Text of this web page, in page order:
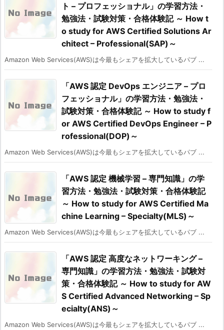
ト – プロフェッショナル」の学習方法・
勉強法・試験対策・合格体験記 ～ How t
o study for AWS Certified Solutions Ar
chitect – Professional(SAP)～
Amazon Web Services(AWS)は今最もシェアを拡大しているパブ ...
「AWS 認定 DevOps エンジニア – プロ
フェッショナル」の学習方法・勉強法・
試験対策・合格体験記 ～ How to study f
or AWS Certified DevOps Engineer – P
rofessional(DOP)～
Amazon Web Services(AWS)は今最もシェアを拡大しているパブ ...
「AWS 認定 機械学習 – 専門知識」の学
習方法・勉強法・試験対策・合格体験記
～ How to study for AWS Certified Ma
chine Learning – Specialty(MLS)～
Amazon Web Services(AWS)は今最もシェアを拡大しているパブ ...
「AWS 認定 高度なネットワーキング –
専門知識」の学習方法・勉強法・試験対
策・合格体験記 ～ How to study for AW
S Certified Advanced Networking – Sp
ecialty(ANS)～
Amazon Web Services(AWS)は今最もシェアを拡大しているパブ ...